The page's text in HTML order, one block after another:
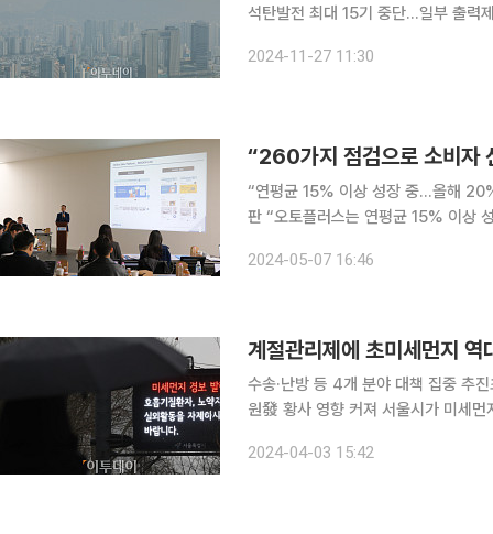
석탄발전 최대 15기 중단…일부 출력제
총량을 2029년까지 지난해 대비
2024-11-27 11:30
“연평균 15% 이상 성장 중…올해
판 “오토플러스는 연평균 15% 이상 성장하고 있고, 경쟁 업계에서도 톱티어 수준이라 생각합니다.
는 오토플러스는 7일 세계 최초로 티
2024-05-07 16:46
계절관리제에 초미세먼지 역
수송·난방 등 4개 분야 대책 집중 추
원發 황사 영향 커져 서울시가 미세먼지 계절관리제 시행 이후 초미세먼지 농도가 역대 최저치를 달
2024-04-03 15:42